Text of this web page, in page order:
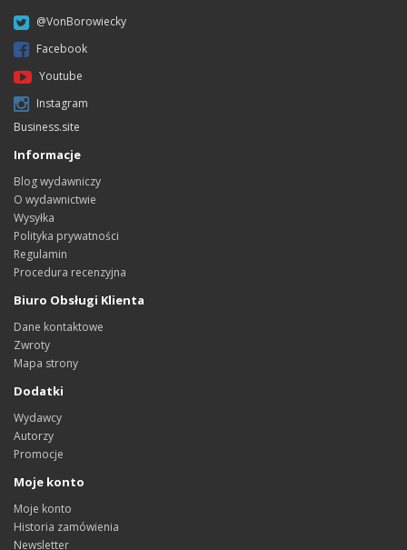
@VonBorowiecky
Facebook
Youtube
Instagram
Business.site
Informacje
Blog wydawniczy
O wydawnictwie
Wysyłka
Polityka prywatności
Regulamin
Procedura recenzyjna
Biuro Obsługi Klienta
Dane kontaktowe
Zwroty
Mapa strony
Dodatki
Wydawcy
Autorzy
Promocje
Moje konto
Moje konto
Historia zamówienia
Newsletter